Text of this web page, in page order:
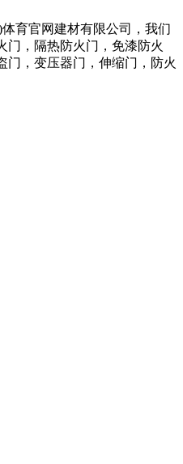
育官网建材有限公司，我们
门，隔热防火门，免漆防火
门，变压器门，伸缩门，防火